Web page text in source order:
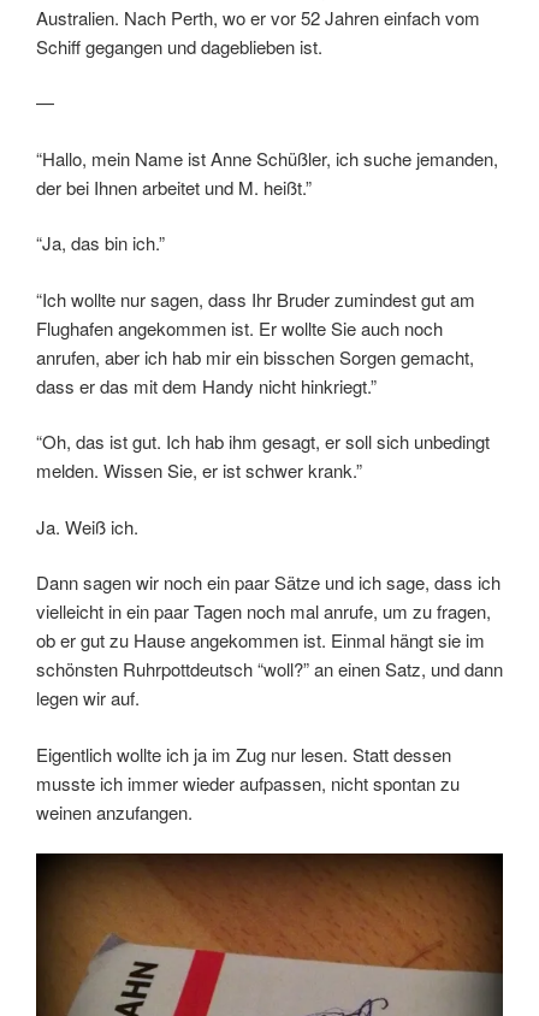
Australien. Nach Perth, wo er vor 52 Jahren einfach vom
Schiff gegangen und dageblieben ist.
—
“Hallo, mein Name ist Anne Schüßler, ich suche jemanden,
der bei Ihnen arbeitet und M. heißt.”
“Ja, das bin ich.”
“Ich wollte nur sagen, dass Ihr Bruder zumindest gut am
Flughafen angekommen ist. Er wollte Sie auch noch
anrufen, aber ich hab mir ein bisschen Sorgen gemacht,
dass er das mit dem Handy nicht hinkriegt.”
“Oh, das ist gut. Ich hab ihm gesagt, er soll sich unbedingt
melden. Wissen Sie, er ist schwer krank.”
Ja. Weiß ich.
Dann sagen wir noch ein paar Sätze und ich sage, dass ich
vielleicht in ein paar Tagen noch mal anrufe, um zu fragen,
ob er gut zu Hause angekommen ist. Einmal hängt sie im
schönsten Ruhrpottdeutsch “woll?” an einen Satz, und dann
legen wir auf.
Eigentlich wollte ich ja im Zug nur lesen. Statt dessen
musste ich immer wieder aufpassen, nicht spontan zu
weinen anzufangen.